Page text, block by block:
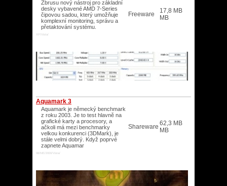
Zbrusu nový nástroj pro základní
desky vybavené AMD 7-Series
čipovou sadou, který umožňuje
komplexní monitoring, správu a
přetaktování systému.
XP/Vista/
Freeware
17,8 MB
MB
Aquamark 3
Aquamark je německý benchmark
z roku 2003. Je to test hlavně na
grafické karty a procesory, a
ačkoli má mezi benchmarky
velkou konkurenci (3DMark), je
stále velmi dobrý. Když poprvé
zapnete Aquamar
98/ME/2000/Vista/
Shareware 62,3 MB
MB